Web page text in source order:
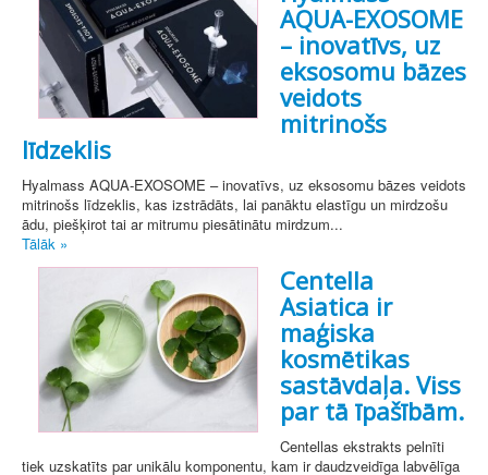
AQUA-EXOSOME
– inovatīvs, uz
eksosomu bāzes
veidots
mitrinošs
līdzeklis
Hyalmass AQUA-EXOSOME – inovatīvs, uz eksosomu bāzes veidots
mitrinošs līdzeklis, kas izstrādāts, lai panāktu elastīgu un mirdzošu
ādu, piešķirot tai ar mitrumu piesātinātu mirdzum...
Tālāk »
Centella
Asiatica ir
maģiska
kosmētikas
sastāvdaļa. Viss
par tā īpašībām.
Centellas ekstrakts pelnīti
tiek uzskatīts par unikālu komponentu, kam ir daudzveidīga labvēlīga